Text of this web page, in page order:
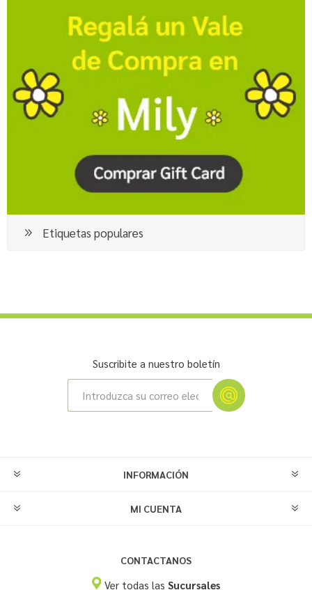
Etiquetas populares
Suscribite a nuestro boletín
INFORMACIÓN
MI CUENTA
CONTACTANOS
Ver todas lasSucursales